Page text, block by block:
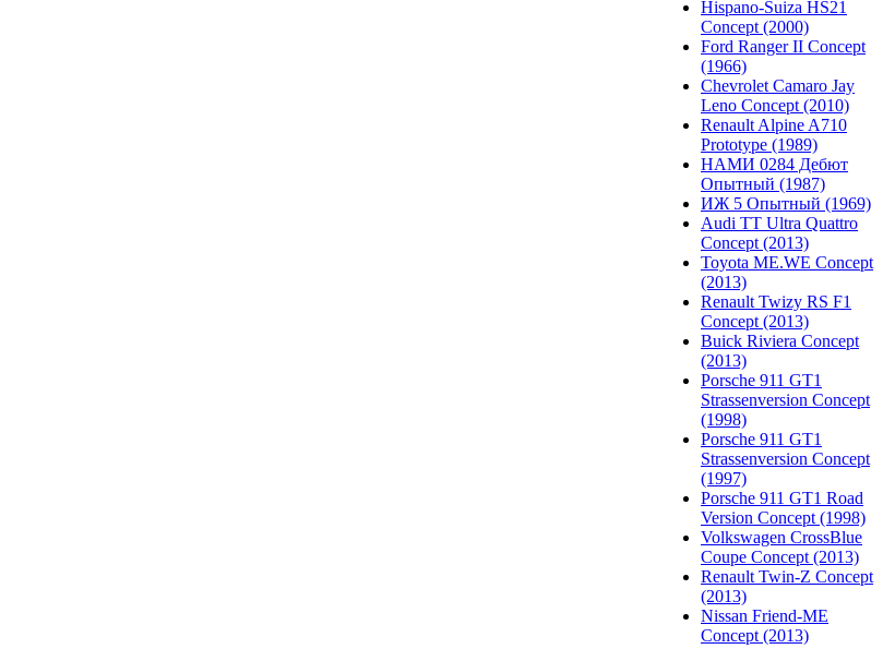
Hispano-Suiza HS21
Concept (2000)
Ford Ranger II Concept
(1966)
Chevrolet Camaro Jay
Leno Concept (2010)
Renault Alpine A710
Prototype (1989)
НАМИ 0284 Дебют
Опытный (1987)
ИЖ 5 Опытный (1969)
Audi TT Ultra Quattro
Concept (2013)
Toyota ME.WE Concept
(2013)
Renault Twizy RS F1
Concept (2013)
Buick Riviera Concept
(2013)
Porsche 911 GT1
Strassenversion Concept
(1998)
Porsche 911 GT1
Strassenversion Concept
(1997)
Porsche 911 GT1 Road
Version Concept (1998)
Volkswagen CrossBlue
Coupe Concept (2013)
Renault Twin-Z Concept
(2013)
Nissan Friend-ME
Concept (2013)